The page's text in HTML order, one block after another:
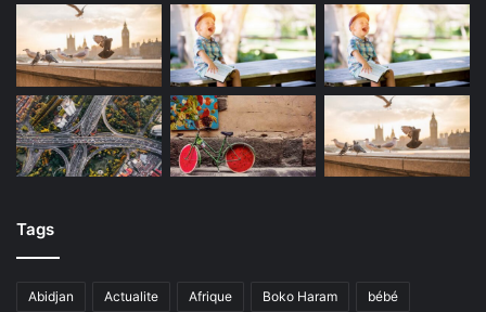
Tags
Abidjan Actualite Afrique Boko Haram bébé